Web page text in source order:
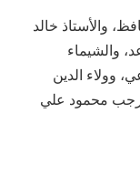
والأستاذ خالد
والشيماء
وولاء الدين
ورجب محمود علي